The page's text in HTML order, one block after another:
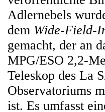
Adlernebels
dem Wide-Field-
gemacht, der an
MPG/ESO 2,2-
Teleskop des La
Observatoriums
ist. Es umfasst